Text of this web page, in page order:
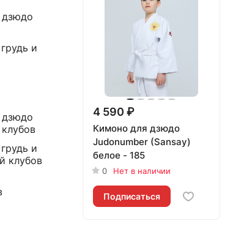
4 590 ₽
Кимоно для дзюдо
Judonumber (Sansay)
белое - 185
0 Нет в наличии
Подписаться
и
и
клубов